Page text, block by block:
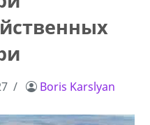
Boris Karslyan